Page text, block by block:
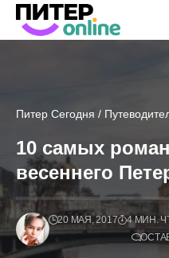
Питер Сегодня /
10 самых
весеннего
20 МАЯ, 2017 4 МИН.